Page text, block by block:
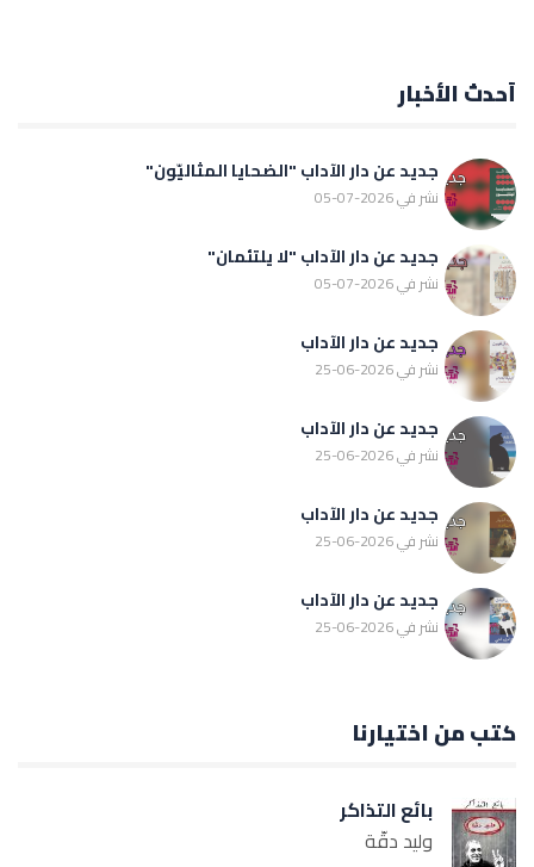
أحدث الأخبار
جديد عن دار الآداب "الضحايا المثاليّون"
نشر في 2026-07-05
جديد عن دار الآداب "لا يلتئمان"
نشر في 2026-07-05
جديد عن دار الآداب
نشر في 2026-06-25
جديد عن دار الآداب
نشر في 2026-06-25
جديد عن دار الآداب
نشر في 2026-06-25
جديد عن دار الآداب
نشر في 2026-06-25
كتب من اختيارنا
بائع التذاكر
وليد دقّة